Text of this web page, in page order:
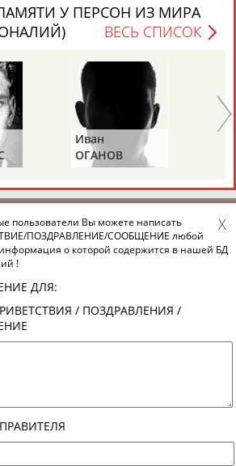
АБДУЛКАГИРОВАБДУЛЛАЕВ
ПЕРСОНЫ
деятельности
996
У ПЕРСОН ИЗ МИРА
ВЕСЬ СПИСОК
Иван
ОГАНОВ
пользователи Вы можете написать
ПОЗДРАВЛЕНИЕ/СООБЩЕНИЕ любой
о которой содержится в нашей БД
!
ДЛЯ:
/ ПОЗДРАВЛЕНИЯ /